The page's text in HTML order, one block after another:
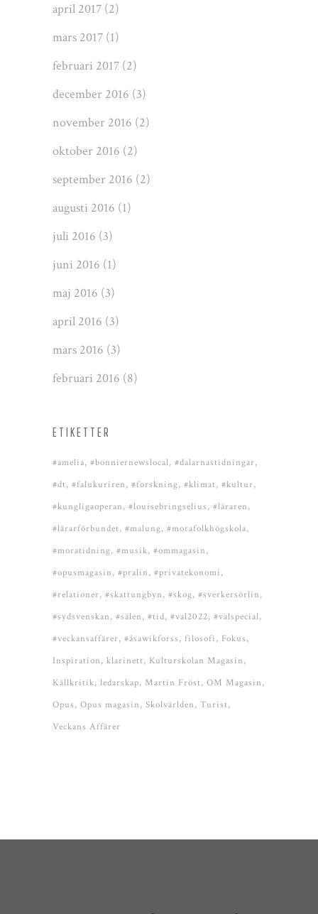
april 2017 (2)
mars 2017 (1)
februari 2017 (2)
december 2016 (3)
november 2016 (2)
oktober 2016 (2)
september 2016 (2)
augusti 2016 (1)
juli 2016 (3)
juni 2016 (1)
maj 2016 (3)
april 2016 (3)
mars 2016 (3)
februari 2016 (8)
ETIKETTER
#amelia #bonniernewslocal #dalarnastidningar
#dt #falukuriren #forskning #klimat #kultur
#kungligaoperan #louisebringselius #läraren
#lärarförbundet #malung #morafolkhögskola
#moratidning #musik #ommagasin
#opusmagasin #pralin #privatekonomi
#relationer #skattungbyn #skog #sverkersörlin
#sydsvenskan #sälen #tid #val2022 #valspecial
#veckansaffärer #åsawikforss filosofi
Fokus
Inspiration klarinett Kulturskolan Magasin
Källkritik ledarskap Martin Fröst OM Magasin
Opus Opus magasin Skolvärlden Turist
Veckans Affärer